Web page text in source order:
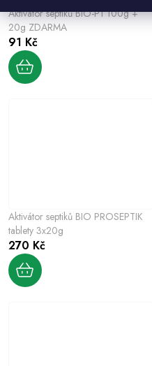
Aktivátor septiků BIO-P1 100g +
20g ZDARMA
91 Kč
Aktivátor septiků BIO PROSEPTIK
tablety 3x20g
270 Kč